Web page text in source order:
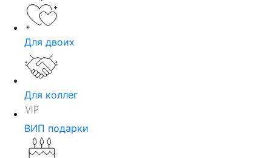
Для двоих
Для коллег
ВИП подарки